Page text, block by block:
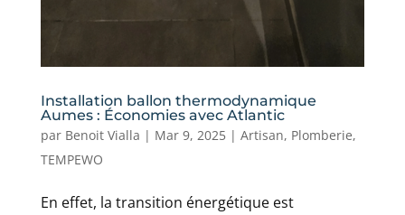
Installation ballon thermodynamique
Aumes : Économies avec Atlantic
par Benoit Vialla | Mar 9, 2025| Artisan, Plomberie,
TEMPEWO
En effet, la transition énergétique est